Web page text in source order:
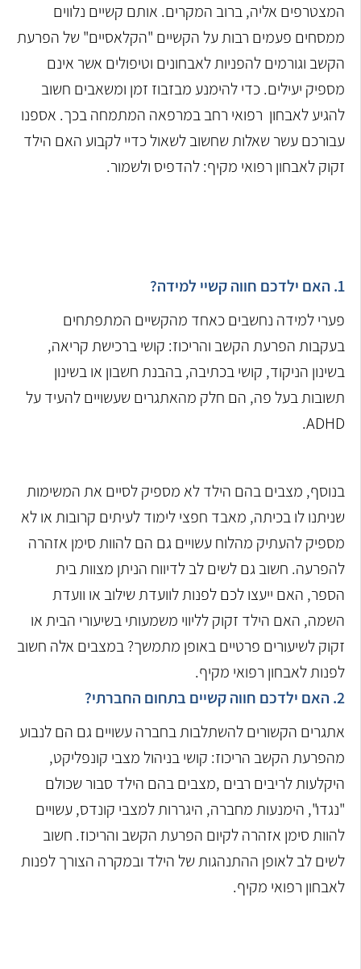
המצטרפים אליה, ברוב המקרים. אותם קשיים נלווים
ממסחים פעמים רבות על הקשיים "הקלאסיים" של הפרעת
הקשב וגורמים להפניות לאבחונים וטיפולים אשר אינם
מספיק יעילים. כדי להימנע מבזבוז זמן ומשאבים חשוב
להגיע לאבחון רפואי רחב במרפאה המתמחה בכך. אספנו
עבורכם עשר שאלות שחשוב לשאול כדיי לקבוע האם הילד
זקוק לאבחון רפואי מקיף: להדפיס ולשמור.
1. האם ילדכם חווה קשיי למידה?
פערי למידה נחשבים כאחד מהקשיים המתפתחים
בעקבות הפרעת הקשב והריכוז: קושי ברכישת קריאה,
בשינון הניקוד, קושי בכתיבה, בהבנת חשבון או בשינון
תשובות בעל פה, הם חלק מהאתגרים שעשויים להעיד על
ADHD.
בנוסף, מצבים בהם הילד לא מספיק לסיים את המשימות
שניתנו לו בכיתה, מאבד חפצי לימוד לעיתים קרובות או לא
מספיק להעתיק מהלוח עשויים גם הם להוות סימן אזהרה
להפרעה. חשוב גם לשים לב לדיווח הניתן מצוות בית
הספר, האם ייעצו לכם לפנות לוועדת שילוב או וועדת
השמה, האם הילד זקוק לליווי משמעותי בשיעורי הבית או
זקוק לשיעורים פרטיים באופן מתמשך? במצבים אלה חשוב
לפנות לאבחון רפואי מקיף.
2. האם ילדכם חווה קשיים בתחום החברתי?
אתגרים הקשורים להשתלבות בחברה עשויים גם הם לנבוע
מהפרעת הקשב הריכוז: קושי בניהול מצבי קונפליקט,
היקלעות לריבים רבים ,מצבים בהם הילד סבור שכולם
"נגדו", הימנעות מחברה, היגררות למצבי קונדס, עשויים
להוות סימן אזהרה לקיום הפרעת הקשב והריכוז. חשוב
לשים לב לאופן ההתנהגות של הילד ובמקרה הצורך לפנות
לאבחון רפואי מקיף.